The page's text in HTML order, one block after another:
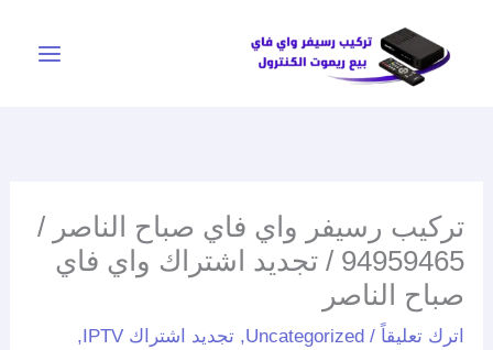
المحتوى
تركيب رسيفر واي فاي صباح الناصر /
94959465 / تجديد اشتراك واي فاي
صباح الناصر
اترك تعليقاً /
Uncategorized
,تجديد اشتراك IPTV
,